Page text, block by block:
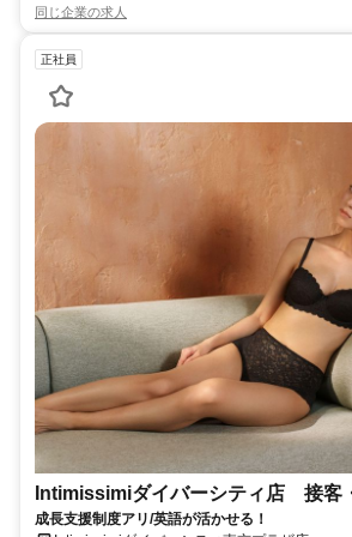
同じ企業の求人
正社員
Intimissimiダイバーシティ店 接客
成長支援制度アリ/英語が活かせる！